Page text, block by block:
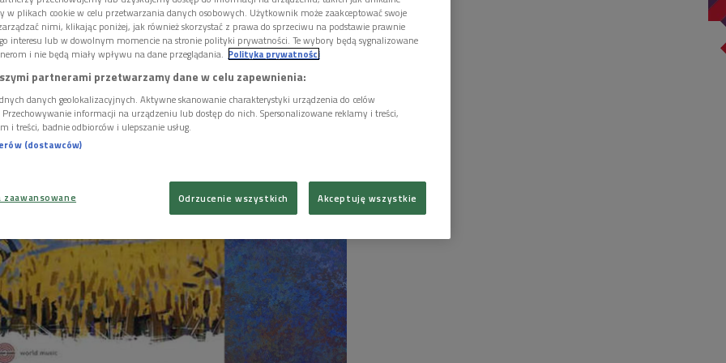
konkursie na Folkowy Fonogram Roku
w plikach cookie w celu przetwarzania danych osobowych. Użytkownik może zaakceptować swoje
nimi, klikając poniżej, jak również skorzystać z prawa do sprzeciwu na podstawie prawnie
interesu lub w dowolnym momencie na stronie polityki prywatności. Te wybory będą sygnalizowane
i nie będą miały wpływu na dane przeglądania. Polityka prywatności
partnerami przetwarzamy dane w celu zapewnienia:
danych geolokalizacyjnych. Aktywne skanowanie charakterystyki urządzenia do celów
informacji na urządzeniu lub dostęp do nich. Spersonalizowane reklamy i treści,
i treści, badnie odbiorców i ulepszanie usług.
(dostawców)
Odrzucenie wszystkich Akceptuję wszystkie